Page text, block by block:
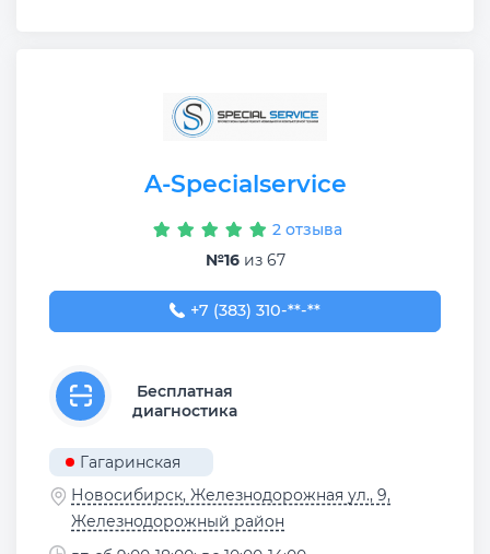
A-Specialservice
2 отзыва
№16из 67
+7 (383) 310-00-40
+7 (383) 310-**-**
Бесплатная
диагностика
Гагаринская
Новосибирск, Железнодорожная ул., 9,
Железнодорожный район